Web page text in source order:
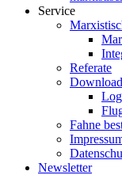
Service
Referate
Fahne
Newsletter